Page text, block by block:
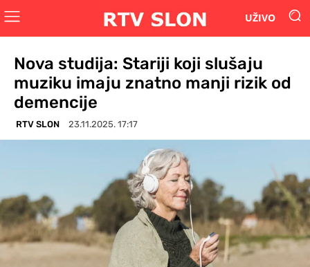
UŽIVO
Nova studija: Stariji koji slušaju
muziku imaju znatno manji rizik od
demencije
RTV SLON 23.11.2025. 17:17